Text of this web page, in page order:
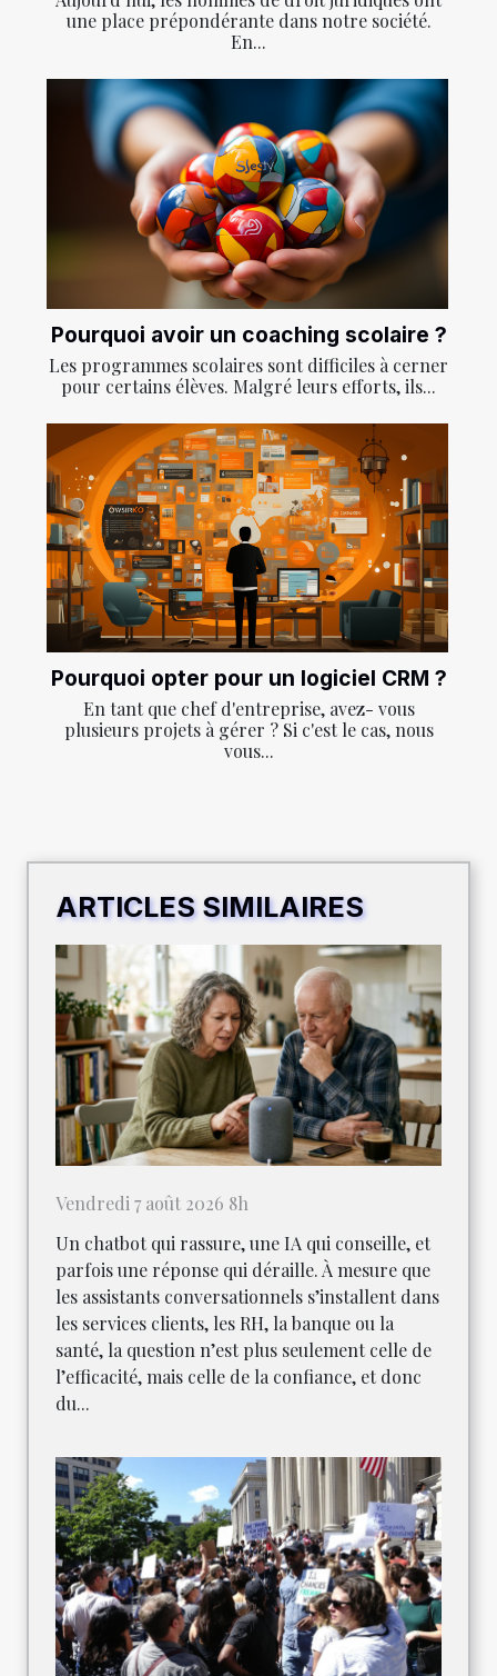
une place prépondérante dans notre société.
En...
Pourquoi avoir un coaching scolaire ?
Les programmes scolaires sont difficiles à cerner
pour certains élèves. Malgré leurs efforts, ils...
Pourquoi opter pour un logiciel CRM ?
En tant que chef d'entreprise, avez- vous
plusieurs projets à gérer ? Si c'est le cas, nous
vous...
ARTICLES SIMILAIRES
Vendredi 7 août 2026 8h
Un chatbot qui rassure, une IA qui conseille, et
parfois une réponse qui déraille. À mesure que
les assistants conversationnels s’installent dans
les services clients, les RH, la banque ou la
santé, la question n’est plus seulement celle de
l’efficacité, mais celle de la confiance, et donc
du...